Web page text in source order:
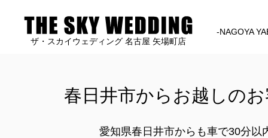
ザ・スカイウェディング 名古屋 矢場町店
-NAGOYA
春日井市からお越しの
愛知県春日井市からも車で30分以